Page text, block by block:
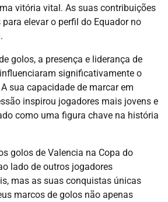
vitória vital. As suas contribuições
elevar o perfil do Equador no
golos, a presença e liderança de
significativamente o
sua capacidade de marcar em
inspirou jogadores mais jovens e
como uma figura chave na história
golos de Valencia na Copa do
lado de outros jogadores
mas as suas conquistas únicas
marcos de golos não apenas